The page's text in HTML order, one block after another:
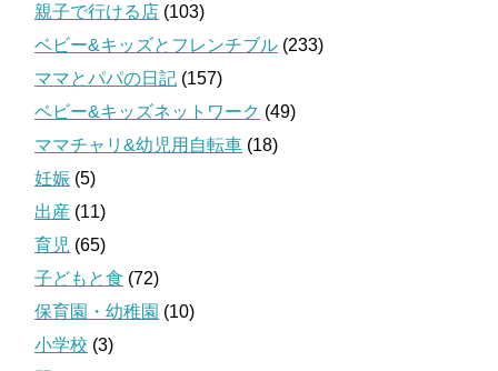
親子で行ける店 (103)
ベビー&キッズとフレンチブル (233)
ママとパパの日記 (157)
ベビー&キッズネットワーク (49)
ママチャリ&幼児用自転車 (18)
妊娠 (5)
出産 (11)
育児 (65)
子どもと食 (72)
保育園・幼稚園 (10)
小学校 (3)